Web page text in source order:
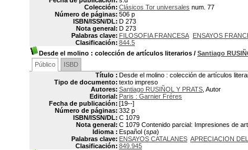
Colección: Clásicos Tor universales num. 77
Número de páginas: 506 p
ISBN/ISSN/DL: D 273
Nota general: D 273
Palabras clave: FILOSOFIA FRANCESA ENSAYOS
Clasificación: 844.5
Desde el molino : colección de artículos literarios / Santiago
Público
ISBD
Título : Desde el molino : colección de artículos
Tipo de documento: texto impreso
Autores: Santiago RUSIÑOL Y PRATS , Autor
Editorial: Paris : Garnier Fréres
Fecha de publicación: [19--]
Número de páginas: 332 p
ISBN/ISSN/DL: C 1079
Nota general: C 1079 Contenido parcial: Impresiones de
Idioma : Español (spa)
Palabras clave: ENSAYOS CATALANES APRECIACION
Clasificación: 849.945